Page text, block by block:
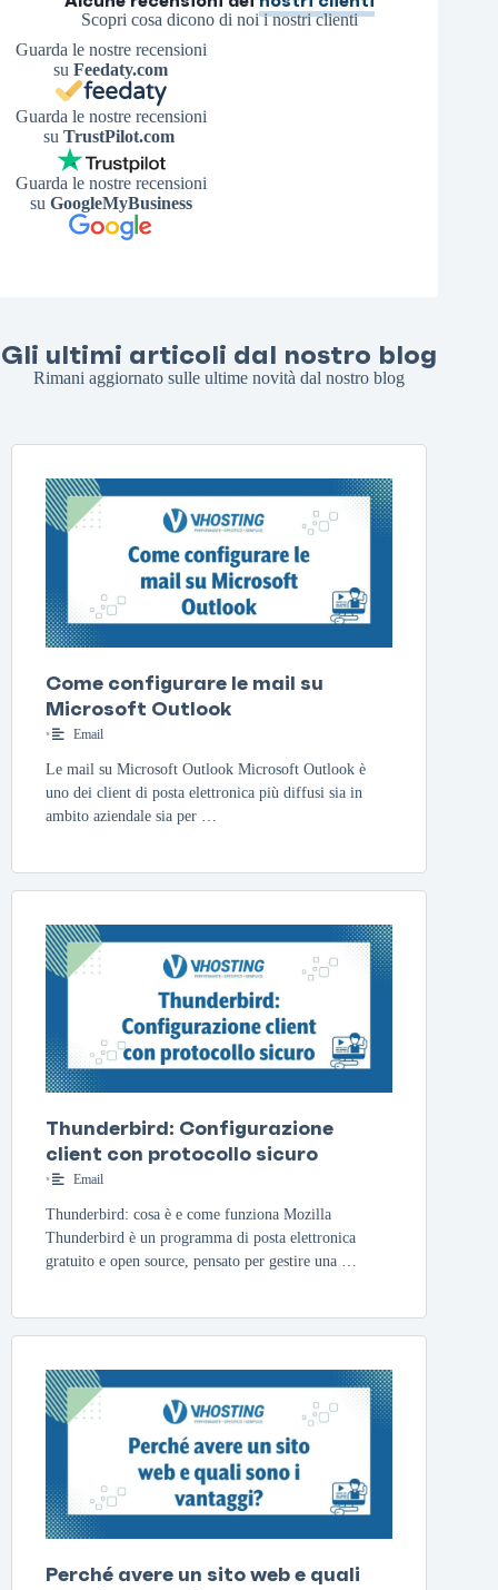
Scopri cosa dicono di noi i nostri clienti
Guarda le nostre recensioni
suFeedaty.com
Guarda le nostre recensioni
su TrustPilot.com
Guarda le nostre recensioni
su GoogleMyBusiness
Gli ultimi articoli dal nostro blog
Rimani aggiornato sulle ultime novità dal nostro blog
Come configurare le mail su
Microsoft Outlook
• Email
Le mail su Microsoft Outlook Microsoft Outlook è
uno dei client di posta elettronica più diffusi sia in
ambito aziendale sia per …
Thunderbird: Configurazione
client con protocollo sicuro
• Email
Thunderbird: cosa è e come funziona Mozilla
Thunderbird è un programma di posta elettronica
gratuito e open source, pensato per gestire una …
Perché avere un sito web e quali